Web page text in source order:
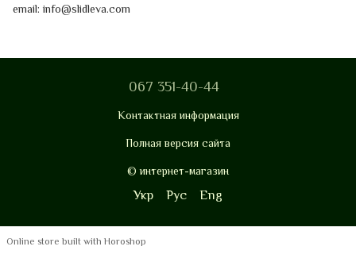
email: info@slidleva.com
067 351-40-44
Контактная информация
Полная версия сайта
© интернет-магазин
Укр Рус Eng
Online store built with Horoshop